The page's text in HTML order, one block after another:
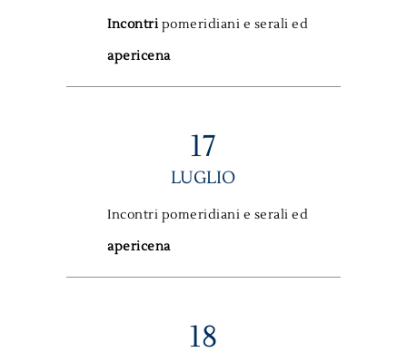
Incontri pomeridiani e serali ed
apericena
17
LUGLIO
Incontri pomeridiani e serali ed
apericena
18